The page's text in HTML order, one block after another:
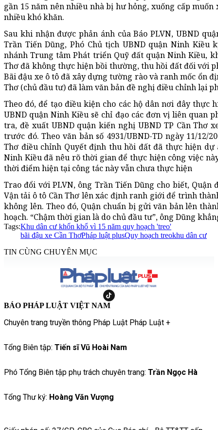
gần 15 năm nên nhiều nhà bị hư hỏng, xuống cấp
nhiều khó khăn.
Sau khi nhận được phản ánh của Báo PLVN, UBND
Trần Tiến Dũng, Phó Chủ tịch UBND quận Ninh Kiều
nhánh Trung tâm Phát triển Quỹ đất quận Ninh Kiều,
Thơ đã không thực hiện bồi thường, thu hồi đất đối với
Bãi đậu xe ô tô đã xây dựng tường rào và ranh mốc ổn
Thơ (chủ đầu tư) đã làm văn bản đề nghị điều chỉnh lại
Theo đó, để tạo điều kiện cho các hộ dân nơi đây thực
UBND quận Ninh Kiều sẽ chỉ đạo các đơn vị liên quan
tra, đề xuất UBND quận kiến nghị UBND TP Cần Thơ
trước đó. Theo văn bản số 4931/UBND-TD ngày 11/12/
Thơ điều chỉnh Quyết định thu hồi đất đã thực hiện dự
Ninh Kiều đã nêu rõ thời gian để thực hiện công việc
thời điểm hiện tại công tác này vẫn chưa thực hiện
Trao đổi với PLVN, ông Trần Tiến Dũng cho biết,
Vận tải ô tô Cần Thơ lên xác định ranh giới để trình
không lên. Theo đó, Quận chuẩn bị gửi văn bản lên
hoạch. “Chậm thời gian là do chủ đầu tư”, ông Dũng
Tags:Khu dân cư khốn khổ vì 15 năm quy hoạch 'treo'
bãi đậu xe Cần ThơPháp luật plusQuy hoạch treokhu dân cư
TIN CÙNG CHUYÊN MỤC
BÁO PHÁP LUẬT VIỆT NAM
Chuyên trang truyền thông Pháp Luật Pháp Luật +
Tổng Biên tập: Tiến sĩ Vũ Hoài Nam
Phó Tổng Biên tập phụ trách chuyên trang: Trần Ngọc Hà
Tổng Thư ký: Hoàng Văn Vượng